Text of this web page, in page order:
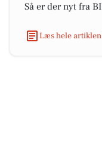
Så er der nyt fra
Læs hele